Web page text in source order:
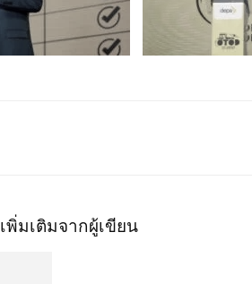
เพิ่มเติมจากผู้เขียน